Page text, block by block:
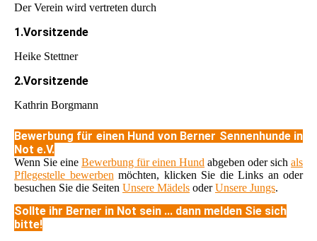
Der Verein wird vertreten durch
1.Vorsitzende
Heike Stettner
2.Vorsitzende
Kathrin Borgmann
Bewerbung für einen Hund von Berner Sennenhunde in
Not e.V.
Wenn Sie eine Bewerbung für einen Hund abgeben oder sich als
Pflegestelle bewerben möchten, klicken Sie die Links an oder
besuchen Sie die Seiten Unsere Mädels oderUnsere Jungs.
Sollte ihr Berner in Not sein ... dann melden Sie sich
bitte!